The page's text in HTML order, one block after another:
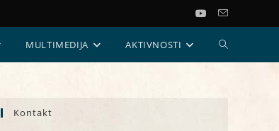
MULTIMEDIJA AKTIVNOSTI UKLJUČI/
Kontakt